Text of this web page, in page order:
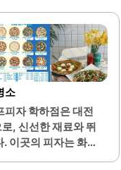
소
피자 학하점은 대전
, 신선한 재료와 뛰
이곳의 피자는 화덕